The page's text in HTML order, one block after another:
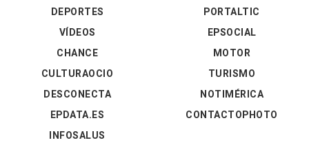
DEPORTES
VÍDEOS
PORTALTIC
EPSOCIAL
CHANCE
CULTURAOCIO
DESCONECTA
EPDATA.ES
INFOSALUS
MOTOR
TURISMO
NOTIMÉRICA
CONTACTOPHOTO